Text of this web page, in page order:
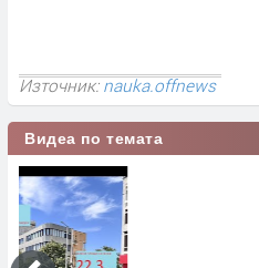
Източник:nauka.offnews
Видеа по темата